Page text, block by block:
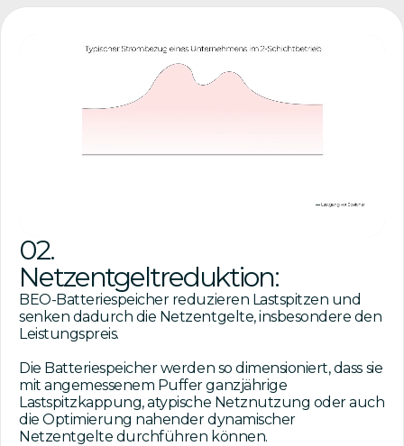
02.
Netzentgeltreduktion:
BEO-Batteriespeicher reduzieren Lastspitzen und
senken dadurch die Netzentgelte, insbesondere den
Leistungspreis.
Die Batteriespeicher werden so dimensioniert, dass sie
mit angemessenem Puffer ganzjährige
Lastspitzkappung, atypische Netznutzung oder auch
die Optimierung nahender dynamischer
Netzentgelte durchführen können.